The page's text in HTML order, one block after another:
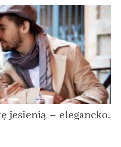
jesienią – elegancko,